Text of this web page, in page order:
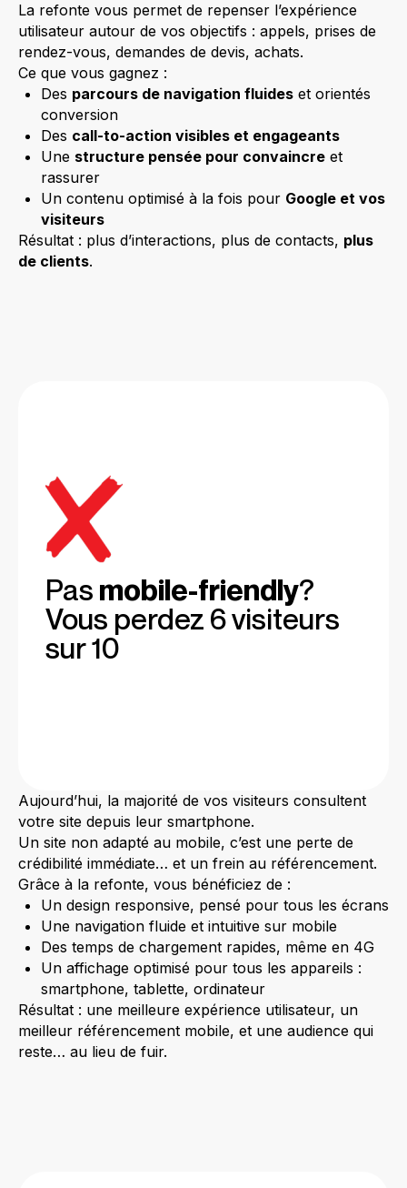
La refonte vous permet de repenser l’expérience
utilisateur autour de vos objectifs : appels, prises de
rendez-vous, demandes de devis, achats.
Ce que vous gagnez :
Des parcours de navigation fluides et orientés
conversion
Des call-to-action visibles et engageants
Une structure pensée pour convaincre et
rassurer
Un contenu optimisé à la fois pour Google et vos
visiteurs
Résultat : plus d’interactions, plus de contacts, plus
de clients.
Pas mobile-friendly?
Vous perdez 6 visiteurs
sur 10
Aujourd’hui, la majorité de vos visiteurs consultent
votre site depuis leur smartphone.
Un site non adapté au mobile, c’est une perte de
crédibilité immédiate… et un frein au référencement.
Grâce à la refonte, vous bénéficiez de :
Un design responsive, pensé pour tous les écrans
Une navigation fluide et intuitive sur mobile
Des temps de chargement rapides, même en 4G
Un affichage optimisé pour tous les appareils :
smartphone, tablette, ordinateur
Résultat : une meilleure expérience utilisateur, un
meilleur référencement mobile, et une audience qui
reste… au lieu de fuir.